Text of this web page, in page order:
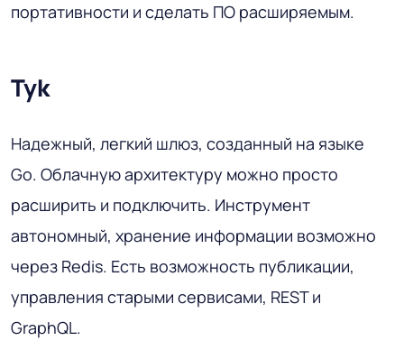
портативности и сделать ПО расширяемым.
Tyk
Надежный, легкий шлюз, созданный на языке
Go. Облачную архитектуру можно просто
расширить и подключить. Инструмент
автономный, хранение информации возможно
через Redis. Есть возможность публикации,
управления старыми сервисами, REST и
GraphQL.